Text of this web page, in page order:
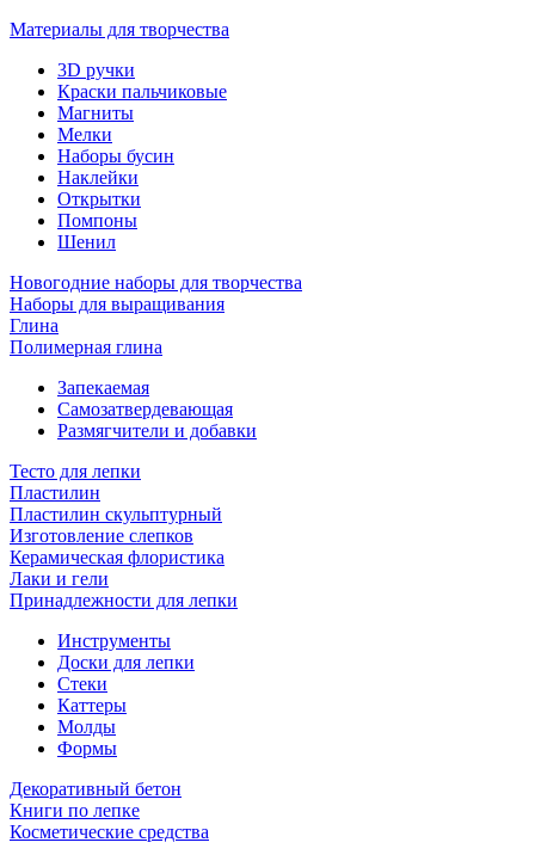
Материалы для творчества
3D ручки
Краски пальчиковые
Магниты
Мелки
Наборы бусин
Наклейки
Открытки
Помпоны
Шенил
Новогодние наборы для творчества
Наборы для выращивания
Глина
Полимерная глина
Запекаемая
Самозатвердевающая
Размягчители и добавки
Тесто для лепки
Пластилин
Пластилин скульптурный
Изготовление слепков
Керамическая флористика
Лаки и гели
Принадлежности для лепки
Инструменты
Доски для лепки
Стеки
Каттеры
Молды
Формы
Декоративный бетон
Книги по лепке
Косметические средства